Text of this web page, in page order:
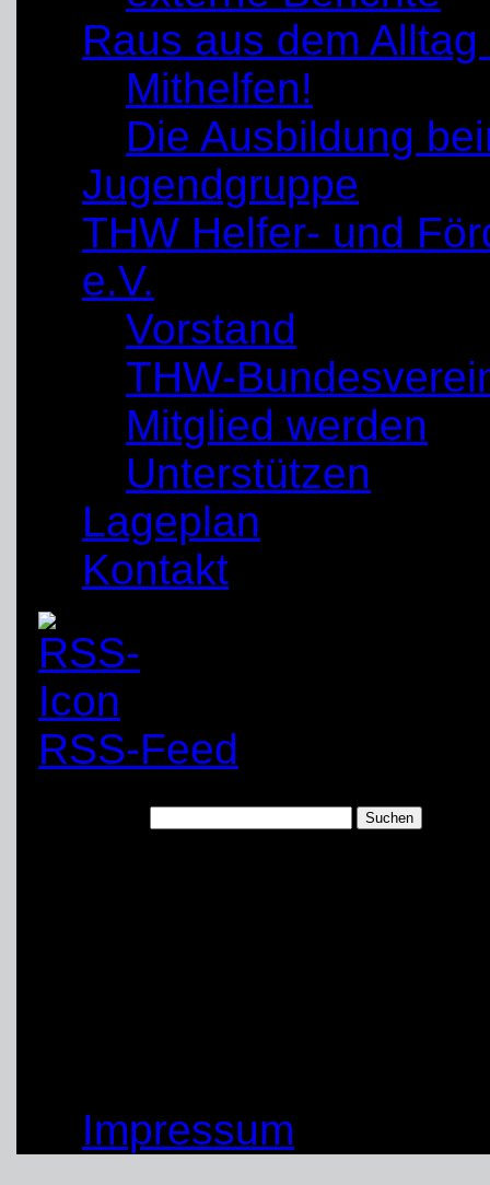
Raus aus dem
Mithelfen!
Die Ausbildung
Jugendgruppe
THW Helfer- und
e.V.
Vorstand
THW-
Mitglied werden
Unterstützen
Lageplan
Kontakt
RSS-Feed
Impressum